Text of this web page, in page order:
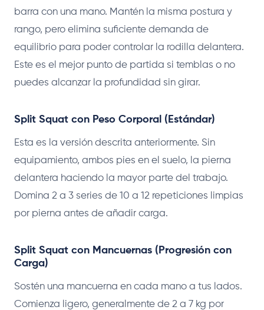
barra con una mano. Mantén la misma postura y
rango, pero elimina suficiente demanda de
equilibrio para poder controlar la rodilla delantera.
Este es el mejor punto de partida si temblas o no
puedes alcanzar la profundidad sin girar.
Split Squat con Peso Corporal (Estándar)
Esta es la versión descrita anteriormente. Sin
equipamiento, ambos pies en el suelo, la pierna
delantera haciendo la mayor parte del trabajo.
Domina 2 a 3 series de 10 a 12 repeticiones limpias
por pierna antes de añadir carga.
Split Squat con Mancuernas (Progresión con
Carga)
Sostén una mancuerna en cada mano a tus lados.
Comienza ligero, generalmente de 2 a 7 kg por